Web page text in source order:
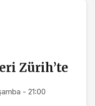
Zürih’te
- 21:00